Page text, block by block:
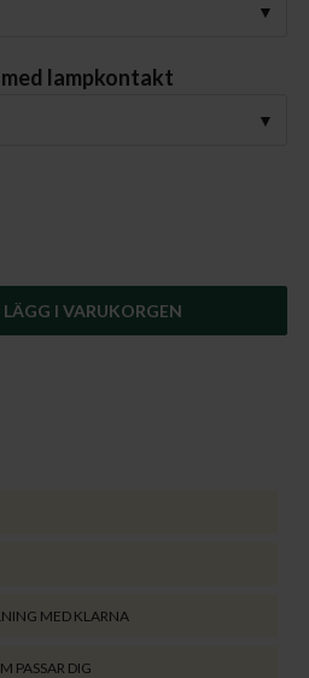
lampkontakt
LÄGG I VARUKORGEN
MED KLARNA
PASSAR DIG